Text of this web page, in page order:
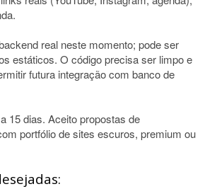
real neste momento; pode ser
estáticos. O código precisa ser limpo e
futura integração com banco de
15 dias. Aceito propostas de
portfólio de sites escuros, premium ou